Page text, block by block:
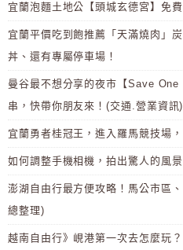
宜蘭泡麵土地公【頭城玄德宮】免
宜蘭平價吃到飽推薦「天滿燒肉」
丼、還有專屬停車場！
曼谷最不想分享的夜市【Save
串，快帶你朋友來！(交通.營業資訊)
宜蘭勇者桂冠王，進入羅馬競技場
如何調整手機相機，拍出驚人的風景
澎湖自由行最方便攻略！馬公市區
總整理)
越南自由行》峴港第一次去怎麼玩